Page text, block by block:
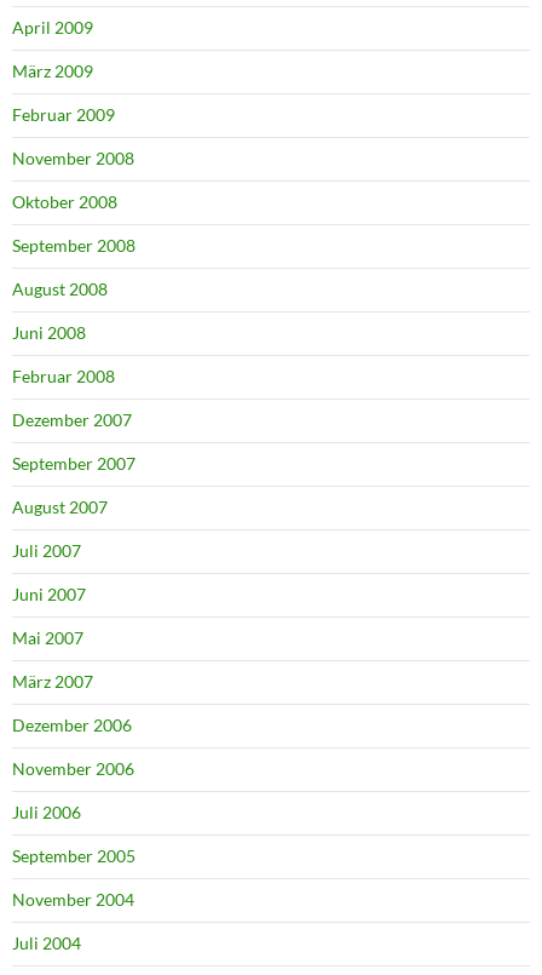
April 2009
März 2009
Februar 2009
November 2008
Oktober 2008
September 2008
August 2008
Juni 2008
Februar 2008
Dezember 2007
September 2007
August 2007
Juli 2007
Juni 2007
Mai 2007
März 2007
Dezember 2006
November 2006
Juli 2006
September 2005
November 2004
Juli 2004